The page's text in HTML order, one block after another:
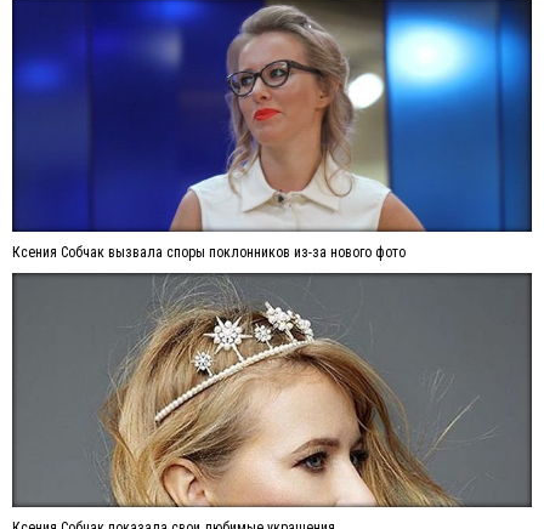
Ксения Собчак вызвала споры поклонников из-за нового фото